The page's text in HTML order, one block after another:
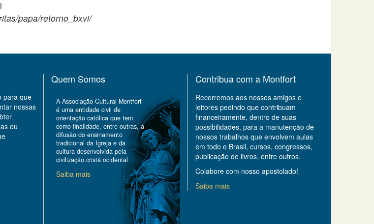
papa/retorno_bxvi/
para que
nossas
ou
Quem Somos
A Associação Cultural Montfort
é uma entidade civil de
orientação católica que tem
como finalidade, entre outras, a
difusão do ensinamento
tradicional da Igreja e da
cultura desenvolvida pela
civilização cristã ocidental
Saiba mais
Contribua com a Montfort
Recorremos aos nossos amigos e
leitores pedindo que contribuam
financeiramente, dentro de suas
possibilidades, para a manutenção de
nossos trabalhos que envolvem aulas
em todo o Brasil, cursos, congressos,
publicação de livros, entre outros.
Colabore com nosso apostolado!
Saiba mais